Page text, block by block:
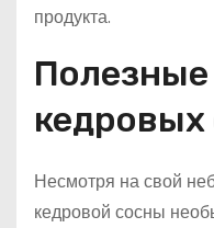
продукта.
Полезные
кедровых
Несмотря на свой
кедровой сосны